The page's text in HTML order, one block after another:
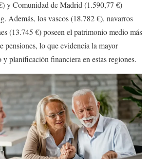
y Comunidad de Madrid (1.590,77 €)
Además, los vascos (18.782 €), navarros
(13.745 €) poseen el patrimonio medio más
pensiones, lo que evidencia la mayor
y planificación financiera en estas regiones.